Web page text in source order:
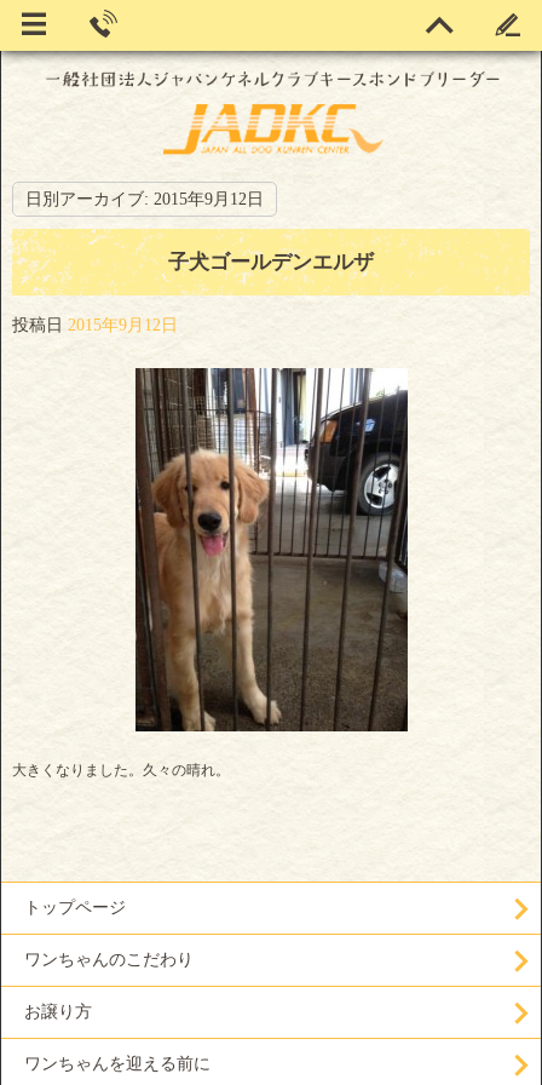
日別アーカイブ: 2015年9月12日
子犬ゴールデンエルザ
投稿日 2015年9月12日
大きくなりました。久々の晴れ。
トップページ
ワンちゃんのこだわり
お譲り方
ワンちゃんを迎える前に